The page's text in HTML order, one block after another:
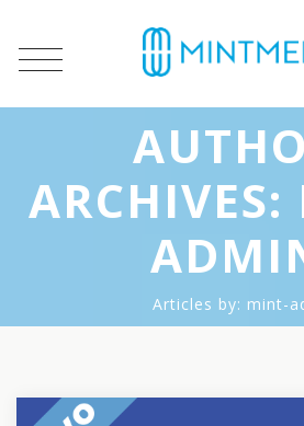
ARCHIVES:
Articles by: mint-